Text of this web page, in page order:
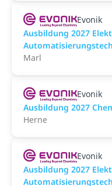
Evonik
Ausbildung 2027
Marl
Evonik
Ausbildung 2027
Herne
Evonik
Ausbildung 2027